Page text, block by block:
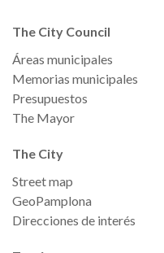
The City Council
Áreas municipales
Memorias municipales
Presupuestos
The Mayor
The City
Street map
GeoPamplona
Direcciones de interés